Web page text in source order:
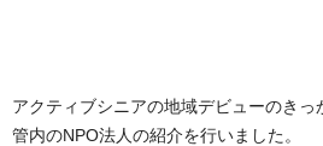
アクティブシニアの地域デビューのき
管内のNPO法人の紹介を行いました。